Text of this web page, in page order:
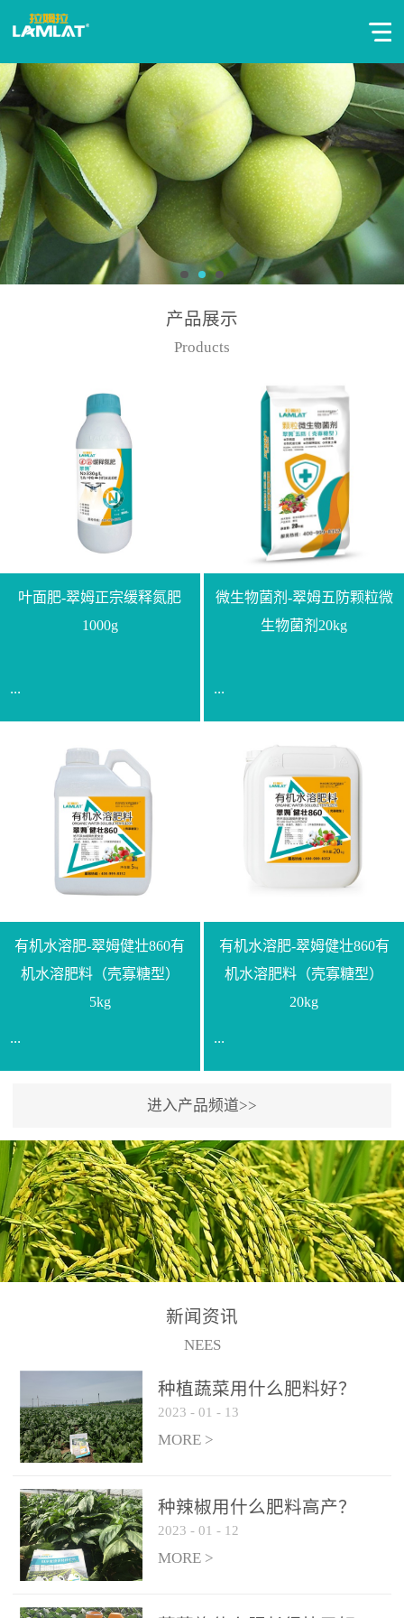
产品展示
Products
叶面肥-翠姆正宗缓释氮肥
1000g
...
【通用名称】脲甲醛缓释
氮肥【产品形态】水剂
【产品规格】1000g【技术
指标】N≥330g/L【企业标
准】Q/LML O01-2022【使
用方法】1、飞防：每亩
复配其他农药、肥料并提
高药效，间隔2-3周，可连
释均匀喷施苗床;移栽前一
天，用同样方法再喷施一
次。移栽前使用，储存在
苗株体内，移栽后，逐步
释放并快速补充营养。3、
作为补氮肥使用：30-100
倍喷施，在开花前期、幼
果期及采摘后各施一次，
间隔2-3周喷施一次。4、
作为叶面肥喷施使用：稀
周喷施一次。5、冲施及滴
灌：亩用量2-3公斤，冲施
进水75%后再进肥效果更
佳。
微生物菌剂-翠姆五防颗粒微
生物菌剂20kg
...
【通用名称】微生物菌剂
【产品剂型】颗粒【产品
规格】20kg【技术指标】
有效活菌数≥10.0亿/克【增
效物质】有机质≥40%;小分
子有机碳≥23%;壳寡糖
底肥：亩用本品40kg-
100kg可替代有机肥，配合
与复合肥、水溶肥或细土
混均后沟施、穴施、撒施
均可。3、沟施穴施:幼树
环状沟施，每棵用150-
200g，成年树放射状沟
施，每棵用0.5kg-1kg，可
拌肥施，也可拌土施。4、
拌苗床土：每平方米苗床
土用本品1kg-2kg与苗床土
混匀后播种。5、园林盆
土用本品30g-50g追肥或作
底肥。
有机水溶肥-翠姆健壮860有
机水溶肥料（壳寡糖型）
5kg
...
【通用名称】有机水溶肥
料【产品剂型】水剂【产
品规格】5kg、20kg【技术
指标】有机质≥200g/L、
N+K2O70g/L、PH:6.5-
8.5、水不溶物≤50g/L【执
行标准】NY/T3831-
(2019)准字15306号【使用
灌及无土栽培和营养液的
配方施肥。1、苗期冲施、
滴灌:3-5kg/亩/次(45-75kg/
公顷/次)。2、花前花后或
生长前期︰冲施、滴灌2.5-
5kg/亩/次配合大量元素水
溶肥一起使用，花芽、花
苞饱满，座果率高。3、幼
有机水溶肥-翠姆健壮860有
机水溶肥料（壳寡糖型）
20kg
...
【通用名称】有机水溶肥
料【产品剂型】水剂【产
品规格】5kg、20kg【技术
指标】有机质≥200g/L、
N+K2O70g/L、PH:6.5-
8.5、水不溶物≤50g/L【执
行标准】NY/T3831-
(2019)准字15306号【使用
方法】适合于基施、追
灌及无土栽培和营养液的
配方施肥。1、苗期冲施、
5kg/亩/次配合大量元素水
进入产品频道>>
新闻资讯
NEES
种植蔬菜用什么肥料好？
2023 - 01 - 13
MORE >
种辣椒用什么肥料高产？
2023 - 01 - 12
MORE >